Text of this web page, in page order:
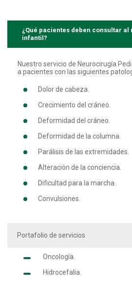
¿Qué pacientes deben consultar
infantil?
Nuestro servicio de Neurocirugía
a pacientes con las siguientes
Dolor de cabeza.
Crecimiento del cráneo.
Deformidad del cráneo.
Deformidad de la columna.
Parálisis de las extremidades.
Alteración de la conciencia.
Dificultad para la marcha.
Convulsiones.
Portafolio de servicios
Oncología.
Hidrocefalia.